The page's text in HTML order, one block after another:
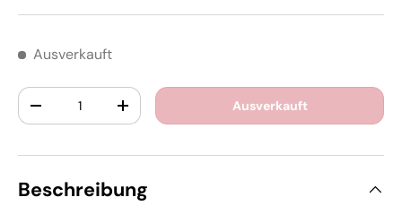
Ausverkauft
Anzahl
-
+ Ausverkauft
Beschreibung